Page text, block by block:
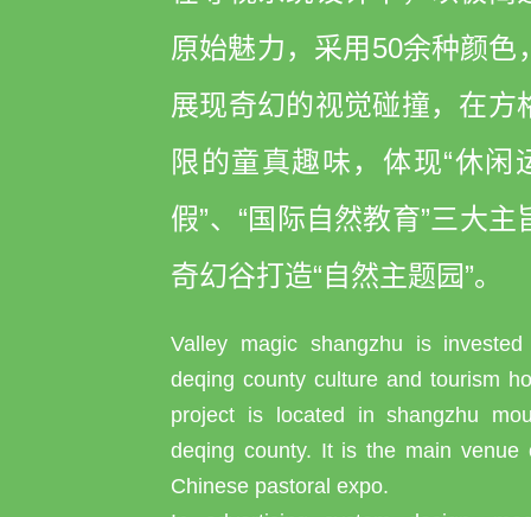
原始魅力，采用50余种颜色
展现奇幻的视觉碰撞，在方
限的童真趣味，体现“休闲
假”、“国际自然教育”三大
奇幻谷打造“自然主题园”。
Valley magic shangzhu is
deqing county culture and tourism
project is located in shangzhu
deqing county. It is the main venue
Chinese pastoral expo.